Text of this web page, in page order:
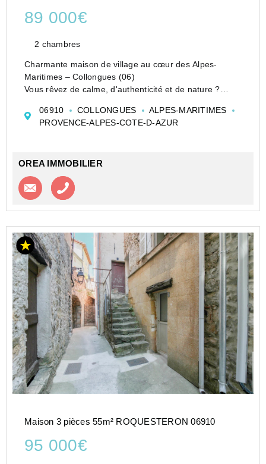
89 000€
2 chambres
Charmante maison de village au cœur des Alpes-
Maritimes – Collongues (06)
Vous rêvez de calme, d'authenticité et de nature ?
pied de 62 m², nichée dans le charmant village de
Collongues, à seulement ...
06910 COLLONGUES
ALPES-MARITIMES
PROVENCE-ALPES-COTE-D-AZUR
OREA IMMOBILIER
Contacter l'agence
Maison 3 pièces 55m² ROQUESTERON 06910
95 000€